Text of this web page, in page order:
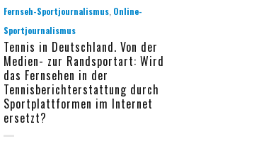
Fernseh-Sportjournalismus, Online-
Sportjournalismus
Tennis in Deutschland. Von der
Medien- zur Randsportart: Wird
das Fernsehen in der
Tennisberichterstattung durch
Sportplattformen im Internet
ersetzt?